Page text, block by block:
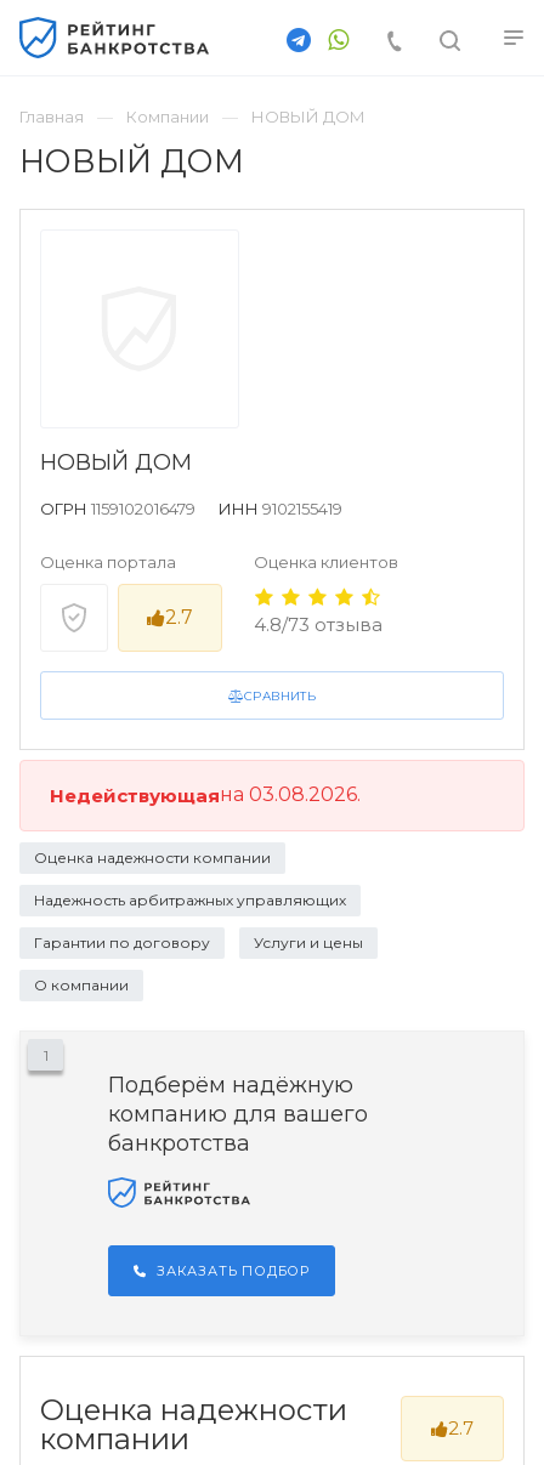
Главная Компании НОВЫЙ ДОМ
НОВЫЙ ДОМ
СРАВНИТЬ
НОВЫЙ ДОМ
ОГРН 1159102016479 ИНН 9102155419
Оценка портала
2.7
Оценка клиентов
4.8/73 отзыва
Недействующаяна 03.08.2026.
Оценка надежности компании
Надежность арбитражных управляющих
Гарантии по договору Услуги и цены
О компании
1
Подберём надёжную
компанию для вашего
банкротства
ЗАКАЗАТЬ ПОДБОР
Оценка надежности
компании
2.7